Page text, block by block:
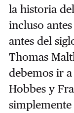
la historia
incluso
antes del
Thomas
debemos ir a
Hobbes y